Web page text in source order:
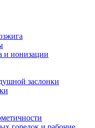
и ионизации
заслонки